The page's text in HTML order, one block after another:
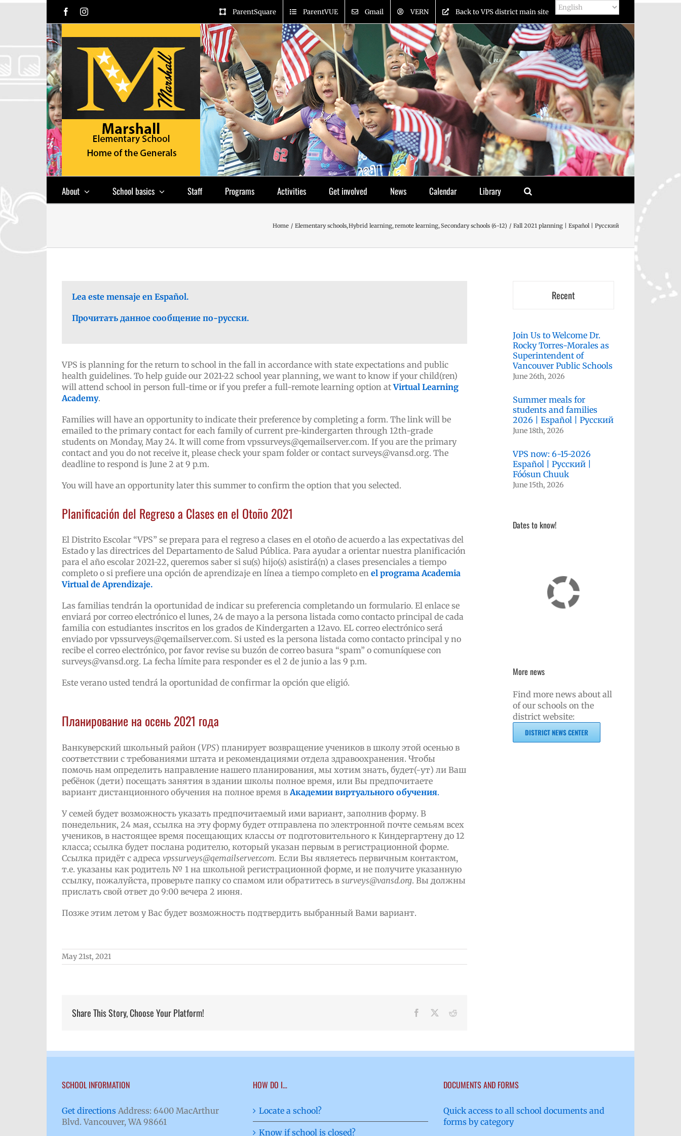
Skip
FacebookInstagram ParentSquare ParentVUE Gmail VERN Back to VPS district main site
About School basics Staff Programs Activities Get involved News Calendar Library
Home Elementary schools Hybrid learning remote learning Secondary schools (6-12) Fall 2021 planning | Español | Русский
Lea este mensaje en Español.
Прочитать данное сообщение по-русски.
VPS is planning for the return to school in the fall in accordance with state expectations and public
health guidelines. To help guide our 2021-22 school year planning, we want to know if your child(ren)
will attend school in person full-time or if you prefer a full-remote learning option atVirtual Learning
Academy.
Families will have an opportunity to indicate their preference by completing a form. The link will be
emailed to the primary contact for each family of current pre-kindergarten through 12th-grade
students on Monday, May 24. It will come from vpssurveys@qemailserver.com. If you are the primary
contact and you do not receive it, please check your spam folder or contact surveys@vansd.org. The
deadline to respond is June 2 at 9 p.m.
You will have an opportunity later this summer to confirm the option that you selected.
Planificación del Regreso a Clases en el Otoño 2021
El Distrito Escolar “VPS” se prepara para el regreso a clases en el otoño de acuerdo a las expectativas del
Estado y las directrices del Departamento de Salud Pública. Para ayudar a orientar nuestra planificación
para el año escolar 2021-22, queremos saber si su(s) hijo(s) asistirá(n) a clases presenciales a tiempo
completo o si prefiere una opción de aprendizaje en línea a tiempo completo en el programa Academia
Virtual de Aprendizaje.
Las familias tendrán la oportunidad de indicar su preferencia completando un formulario. El enlace se
enviará por correo electrónico el lunes, 24 de mayo a la persona listada como contacto principal de cada
familia con estudiantes inscritos en los grados de Kindergarten a 12avo. EL correo electrónico será
enviado por vpssurveys@qemailserver.com. Si usted es la persona listada como contacto principal y no
recibe el correo electrónico, por favor revise su buzón de correo basura “spam” o comuníquese con
surveys@vansd.org. La fecha límite para responder es el 2 de junio a las 9 p.m.
Este verano usted tendrá la oportunidad de confirmar la opción que eligió.
Планирование на осень 2021 года
Ванкуверский школьный район (VPS) планирует возвращение учеников в школу этой осенью в
соответствии с требованиями штата и рекомендациями отдела здравоохранения. Чтобы
помочь нам определить направление нашего планирования, мы хотим знать, будет(-ут) ли Ваш
ребёнок (дети) посещать занятия в здании школы полное время, или Вы предпочитаете
вариант дистанционного обучения на полное время в Академии виртуального обучения.
У семей будет возможность указать предпочитаемый ими вариант, заполнив форму. В
понедельник, 24 мая, ссылка на эту форму будет отправлена по электронной почте семьям всех
учеников, в настоящее время посещающих классы от подготовительного к Киндергартену до 12
класса; ссылка будет послана родителю, который указан первым в регистрационной форме.
Ссылка придёт с адреса vpssurveys@qemailserver.com. Если Вы являетесь первичным контактом,
т.е. указаны как родитель № 1 на школьной регистрационной форме, и не получите указанную
ссылку, пожалуйста, проверьте папку со спамом или обратитесь в surveys@vansd.org. Вы должны
прислать свой ответ до 9:00 вечера 2 июня.
Позже этим летом у Вас будет возможность подтвердить выбранный Вами вариант.
May 21st, 2021
Share This Story, Choose Your Platform! Facebook Reddit
Recent
Join Us to Welcome Dr.
Rocky Torres-Morales as
Superintendent of
Vancouver Public Schools
June 26th, 2026
Summer meals for
students and families
2026 | Español | Русский
June 18th, 2026
VPS now: 6-15-2026
Español | Русский |
Fóósun Chuuk
June 15th, 2026
Dates to know!
More news
Find more news about all
of our schools on the
district website:
DISTRICT NEWS CENTER
SCHOOL INFORMATION
Get directions Address: 6400 MacArthur
Blvd. Vancouver, WA 98661
HOW DO I…
Locate a school?
Know if school is closed?
DOCUMENTS AND FORMS
Quick access to all school documents and
forms by category